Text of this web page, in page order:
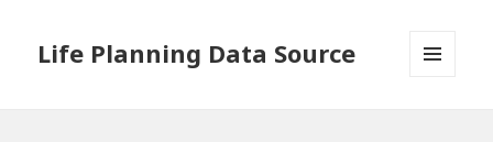
Life Planning Data Source